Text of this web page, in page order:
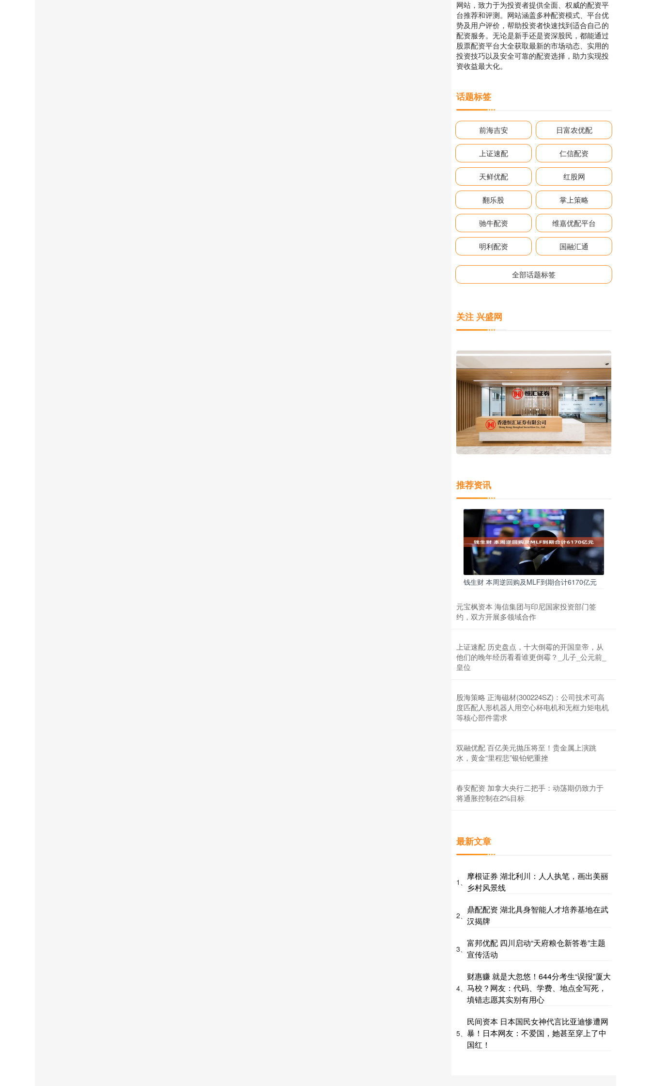
网站，致力于为投资者提供全面、权威的配资平
台推荐和评测。网站涵盖多种配资模式、平台优
势及用户评价，帮助投资者快速找到适合自己的
配资服务。无论是新手还是资深股民，都能通过
股票配资平台大全获取最新的市场动态、实用的
投资技巧以及安全可靠的配资选择，助力实现投
资收益最大化。
话题标签
前海吉安 日富农优配
上证速配 仁信配资
天鲜优配 红股网
翻乐股 掌上策略
驰牛配资 维嘉优配平台
明利配资 国融汇通
全部话题标签
关注 兴盛网
推荐资讯
钱生财 本周逆回购及MLF到期合计6170亿元
元宝枫资本 海信集团与印尼国家投资部门签
约，双方开展多领域合作
上证速配 历史盘点，十大倒霉的开国皇帝，从
他们的晚年经历看看谁更倒霉？_儿子_公元前_
皇位
股海策略 正海磁材(300224SZ)：公司技术可高
度匹配人形机器人用空心杯电机和无框力矩电机
等核心部件需求
双融优配 百亿美元抛压将至！贵金属上演跳
水，黄金“里程悲”银铂钯重挫
春安配资 加拿大央行二把手：动荡期仍致力于
将通胀控制在2%目标
最新文章
1、
摩根证券 湖北利川：人人执笔，画出美丽
乡村风景线
2、
鼎配配资 湖北具身智能人才培养基地在武
汉揭牌
3、
富邦优配 四川启动“天府粮仓新答卷”主题
宣传活动
4、
财惠赚 就是大忽悠！644分考生“误报”厦大
马校？网友：代码、学费、地点全写死，
填错志愿其实别有用心
5、
民间资本 日本国民女神代言比亚迪惨遭网
暴！日本网友：不爱国，她甚至穿上了中
国红！